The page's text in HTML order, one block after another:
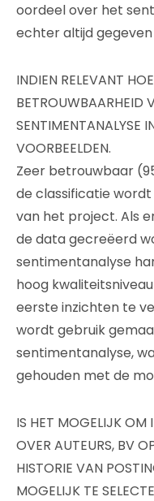
oordeel over het
echter altijd
INDIEN RELEVANT
BETROUWBAARHEID
SENTIMENTANALYSE
VOORBEELDEN.
Zeer betrouwbaar
de classificatie
van het project. Als
de data gecreëerd
sentimentanalyse
hoog
eerste inzichten te
wordt gebruik
sentimentanalyse,
gehouden met de
IS HET MOGELIJK OM
OVER AUTEURS, BV
HISTORIE VAN
MOGELIJK TE